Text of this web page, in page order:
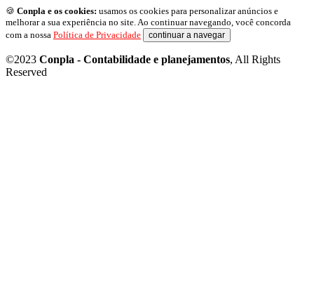
🍪 Conpla e os cookies: usamos os cookies para personalizar anúncios e
melhorar a sua experiência no site. Ao continuar navegando, você concorda
com a nossa Política de Privacidade continuar a navegar
©2023 Conpla - Contabilidade e planejamentos, All Rights
Reserved